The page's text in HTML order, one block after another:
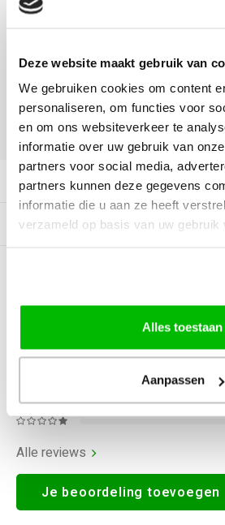
Deze website maakt gebruik van
We gebruiken cookies om content
personaliseren, om functies voor
en om ons websiteverkeer te
informatie over uw gebruik van
partners voor social media,
partners kunnen deze gegevens
informatie die u aan ze heeft
verzameld op basis van uw gebruik
Alles toestaan
Aanpassen
DIRECT LEVERBAAR
Toevoegen
DELEN:
Productomschrijving
Gerelateerde producten
Alle reviews
Je beoordeling toevoegen